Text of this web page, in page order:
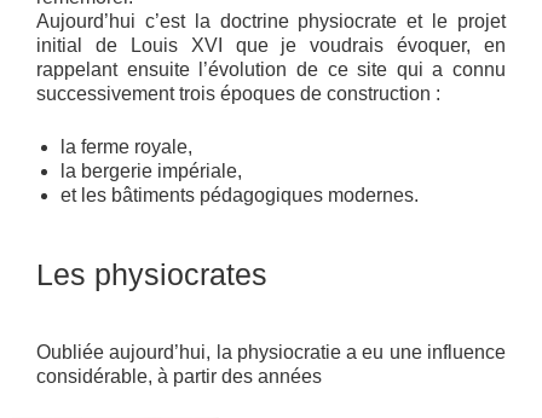
Aujourd’hui c’est la doctrine physiocrate et le projet
initial de Louis XVI que je voudrais évoquer, en
rappelant ensuite l’évolution de ce site qui a connu
successivement trois époques de construction :
la ferme royale,
la bergerie impériale,
et les bâtiments pédagogiques modernes.
Les physiocrates
Oubliée aujourd’hui, la physiocratie a eu une influence
considérable, à partir des années